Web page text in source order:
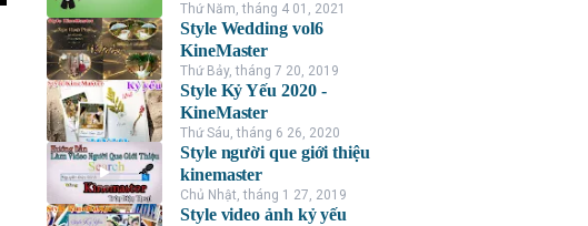
Thứ Năm, tháng 4 01, 2021
Style Wedding vol6
KineMaster
Thứ Bảy, tháng 7 20, 2019
Style Kỷ Yếu 2020 -
KineMaster
Thứ Sáu, tháng 6 26, 2020
Style người que giới thiệu
kinemaster
Chủ Nhật, tháng 1 27, 2019
Style video ảnh kỷ yếu